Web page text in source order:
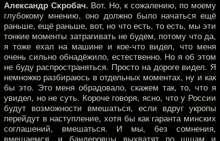
Александр Скробач. Вот. Но, к сожалению, по моему
глубокому мнению, оно должно было начаться ещё
раньше, ещё раньше, вот, но что есть, то есть, мы эти
тонкие моменты затрагивать не будем, потому что да,
я тоже ехал на машине и кое-что видел, что меня
очень сильно обнадёжило, естественно. Но я об этом
не буду распространяться. Просто на дороге видел. Я
немножко разбираюсь в отдельных моментах, ну и как
бы это. Это меня обрадовало, скажем так, то, что я
увидел, но не суть. Короче говоря, ясно, что у России
будут возможности вмешаться, если вдруг укропы
перейдут в наступление, хотя бы как гаранта минских
соглашений, вмешаться. И мы, без сомнения,